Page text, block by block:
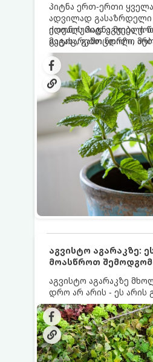
პიტნა ერთ-ერთი
ადვილად გასაზრდელი
იდეალურად ეგუება
მეტიც, გამოცდილი
პიტნა მხოლოდ
ღია გრუნტში (ბაღში)
ძალიან სწრაფად
მცენარეებს ავიწროებს.
ქოთნის პიტნა მთელი
გაგახარებთ ნორჩი,
ჩაის, ლიმონათისა თუ
აგვისტო აგარაკზე:
მოასწროთ
აგვისტო აგარაკზე
დრო არ არის - ეს არის
როდესაც საფუძველი
მოსავალს და ბაღი
ზამთრის
ნიადაგმა ენერგია
მცენარეებმა ზამთარს